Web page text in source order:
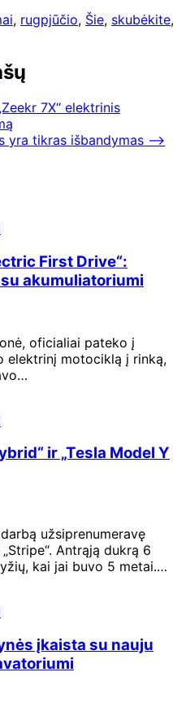
, rugpjūčio, Šie, skubėkite,
7X“ elektrinis
yra tikras išbandymas ⟶
First Drive“:
akumuliatoriumi
oficialiai pateko į
elektrinį motociklą į rinką,
ir „Tesla Model Y
užsiprenumeravę
Antrąją dukrą 6
kai jai buvo 5 metai.…
įkaista su nauju